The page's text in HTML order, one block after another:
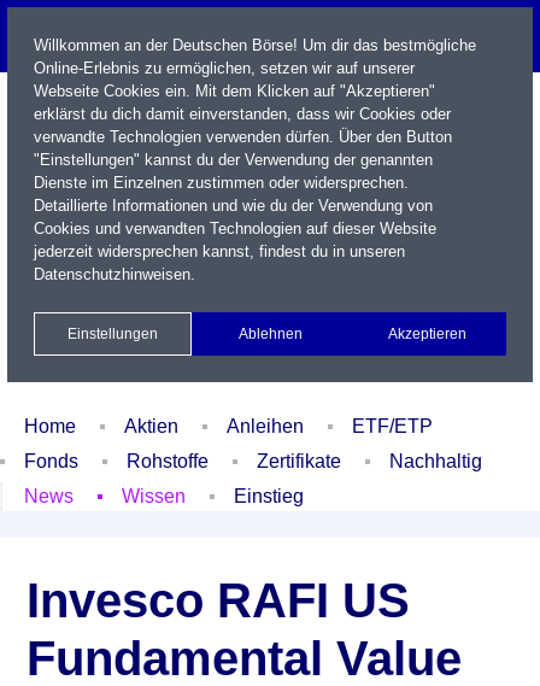
Name / WKN / ISIN / Kürzel
Xetra Realtime
Watchlist Portfolio Login
Home Aktien Anleihen
ETF/ETP
Fonds
Rohstoffe Zertifikate
Nachhaltig
News
Wissen Einstieg
Invesco RAFI US
Fundamental Value
Willkommen an der Deutschen Börse! Um dir das bestmögliche
Online-Erlebnis zu ermöglichen, setzen wir auf unserer
Webseite Cookies ein. Mit dem Klicken auf "Akzeptieren"
erklärst du dich damit einverstanden, dass wir Cookies oder
verwandte Technologien verwenden dürfen. Über den Button
"Einstellungen" kannst du der Verwendung der genannten
Dienste im Einzelnen zustimmen oder widersprechen.
Detaillierte Informationen und wie du der Verwendung von
Cookies und verwandten Technologien auf dieser Website
jederzeit widersprechen kannst, findest du in unseren
Datenschutzhinweisen.
Einstellungen Ablehnen Akzeptieren